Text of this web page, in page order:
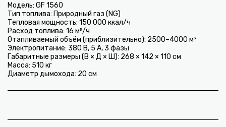
Модель: GF 1560
Тип топлива: Природный газ (NG)
Тепловая мощность: 150 000 ккал/ч
Расход топлива: 16 м³/ч
Отапливаемый объём (приблизительно): 2500–4000 м³
Электропитание: 380 В, 5 А, 3 фазы
Габаритные размеры (В × Д × Ш): 268 × 142 × 110 см
Масса: 510 кг
Диаметр дымохода: 20 см